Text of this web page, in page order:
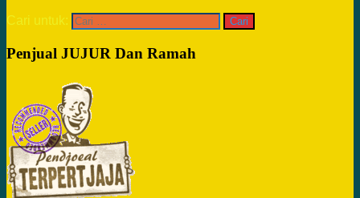
Cari untuk:
Penjual JUJUR Dan Ramah